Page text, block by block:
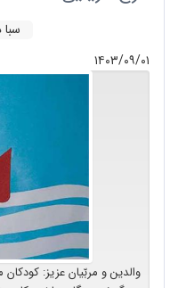
۱۴۰۳/۰۹/۰۱
والدین و مربّیان عزیز: کودکان